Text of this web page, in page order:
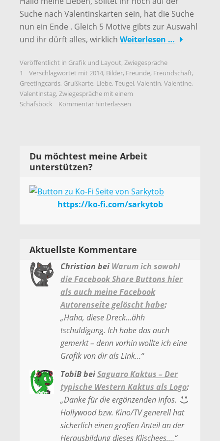
Suche nach Valentinskarten sein, hat die Suche
nun ein Ende . Gleich 5 Motive gibts zur Auswahl
und ihr dürft alles, wirklich Weiterlesen …
Veröffentlicht in Grafik und Layout, Zwiegespräche
1
Verschlagwortet mit 2014, Bilder, Freunde, Freundschaft,
Greetingcards, Grußkarte, Liebe, Teugel, Valentin, Valentine,
Valentinstag, Zwiegespräche mit einem
Schafsbock
Kommentar hinterlassen
Du möchtest meine Arbeit
unterstützen?
https://ko-fi.com/sarkytob
Aktuellste Kommentare
Christian bei Warum ich sowohl
die Facebook Share Buttons hier
als auch meine Facebook
Autorenseite gelöscht habe:
„Haha, diese Dreck…ähh
tschuldigung. Ich habe das auch
gemerkt – denn vorhin wollte ich eine
Grafik von dir als Link…“
TobiBbeiSaguaro Kaktus – Der
typische Western Kaktus als Logo:
„Danke für die ergänzenden Infos.
Hollywood bzw. Kino/TV generell hat
sicherlich einen großen Anteil an der
Herausbildung dieses Klischees,…“